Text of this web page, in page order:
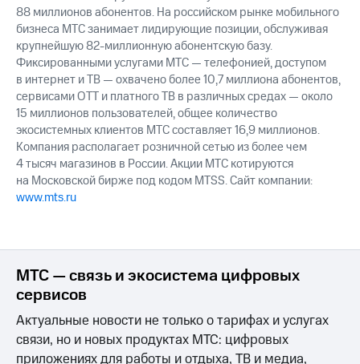
88 миллионов абонентов. На российском рынке мобильного
бизнеса МТС занимает лидирующие позиции, обслуживая
крупнейшую 82-миллионную абонентскую базу.
Фиксированными услугами МТС — телефонией, доступом
в интернет и ТВ — охвачено более 10,7 миллиона абонентов,
сервисами OTT и платного ТВ в различных средах — около
15 миллионов пользователей, общее количество
экосистемных клиентов МТС составляет 16,9 миллионов.
Компания располагает розничной сетью из более чем
4 тысяч магазинов в России. Акции МТС котируются
на Московской бирже под кодом MTSS. Сайт компании:
www.mts.ru
МТС — связь и экосистема цифровых
сервисов
Актуальные новости не только о тарифах и услугах
связи, но и новых продуктах МТС: цифровых
приложениях для работы и отдыха, ТВ и медиа,